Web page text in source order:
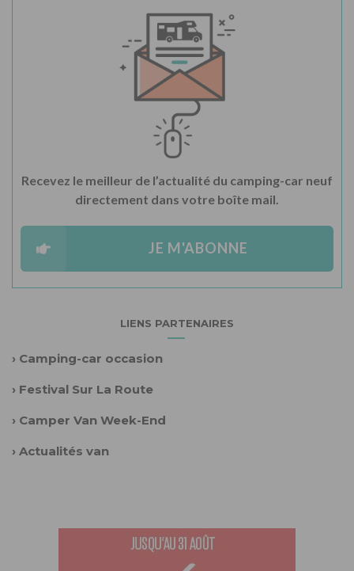
Recevez le meilleur de l’actualité du camping-car neuf
directement dans votre boîte mail.
JE M'ABONNE
LIENS PARTENAIRES
› Camping-car occasion
› Festival Sur La Route
› Camper Van Week-End
› Actualités van